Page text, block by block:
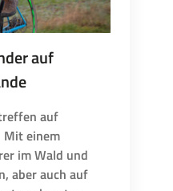
auf
auf
Mit einem
im Wald und
aber auch auf